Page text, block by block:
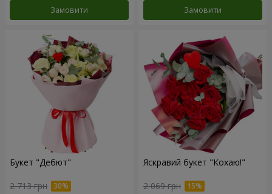
Замовити Замовити
Букет "Дебют"
2 713 грн
Яскравий букет "Кохаю!"
2 069 грн